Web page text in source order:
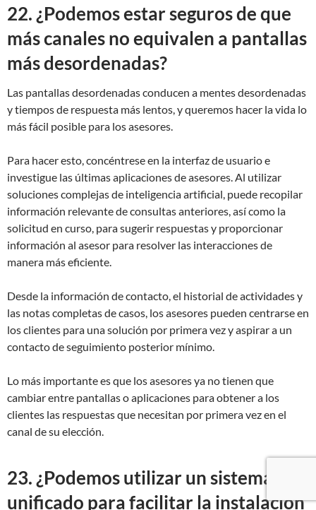
22. ¿Podemos estar seguros de que
más canales no equivalen a pantallas
más desordenadas?
Las pantallas desordenadas conducen a mentes desordenadas
y tiempos de respuesta más lentos, y queremos hacer la vida lo
más fácil posible para los asesores.
Para hacer esto, concéntrese en la interfaz de usuario e
investigue las últimas aplicaciones de asesores. Al utilizar
soluciones complejas de inteligencia artificial, puede recopilar
información relevante de consultas anteriores, así como la
solicitud en curso, para sugerir respuestas y proporcionar
información al asesor para resolver las interacciones de
manera más eficiente.
Desde la información de contacto, el historial de actividades y
las notas completas de casos, los asesores pueden centrarse en
los clientes para una solución por primera vez y aspirar a un
contacto de seguimiento posterior mínimo.
Lo más importante es que los asesores ya no tienen que
cambiar entre pantallas o aplicaciones para obtener a los
clientes las respuestas que necesitan por primera vez en el
canal de su elección.
23. ¿Podemos utilizar un sistema
unificado para facilitar la instalación